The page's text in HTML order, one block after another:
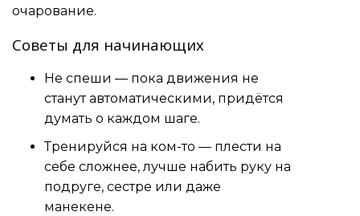
очарование.
Советы для начинающих
Не спеши — пока движения не
станут автоматическими, придётся
думать о каждом шаге.
Тренируйся на ком-то — плести на
себе сложнее, лучше набить руку на
подруге, сестре или даже
манекене.